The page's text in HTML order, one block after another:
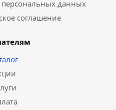
данных
соглашение